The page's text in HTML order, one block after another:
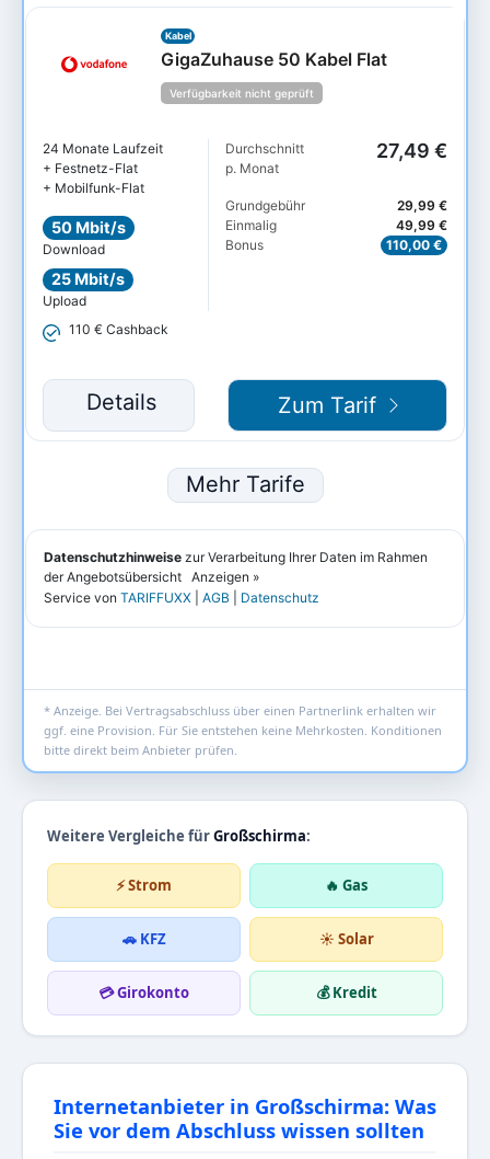
* Anzeige. Bei Vertragsabschluss über einen Partnerlink erhalten wir
ggf. eine Provision. Für Sie entstehen keine Mehrkosten. Konditionen
bitte direkt beim Anbieter prüfen.
Weitere Vergleiche fürGroßschirma:
⚡ Strom 🔥 Gas
🚗 KFZ ☀️ Solar
💳 Girokonto 💰 Kredit
Internetanbieter in Großschirma: Was
Sie vor dem Abschluss wissen sollten